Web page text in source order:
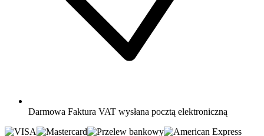
Darmowa Faktura VAT wysłana pocztą elektroniczną